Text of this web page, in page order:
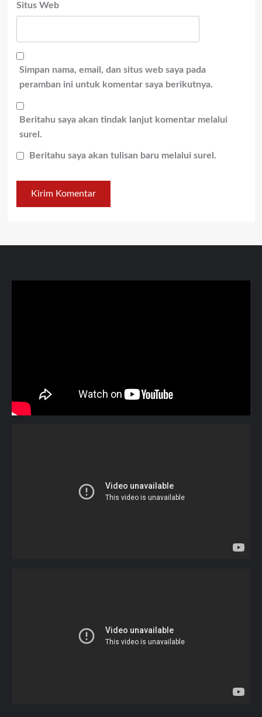
Situs Web
Simpan nama, email, dan situs web saya pada
peramban ini untuk komentar saya berikutnya.
Beritahu saya akan tindak lanjut komentar melalui
surel.
Beritahu saya akan tulisan baru melalui surel.